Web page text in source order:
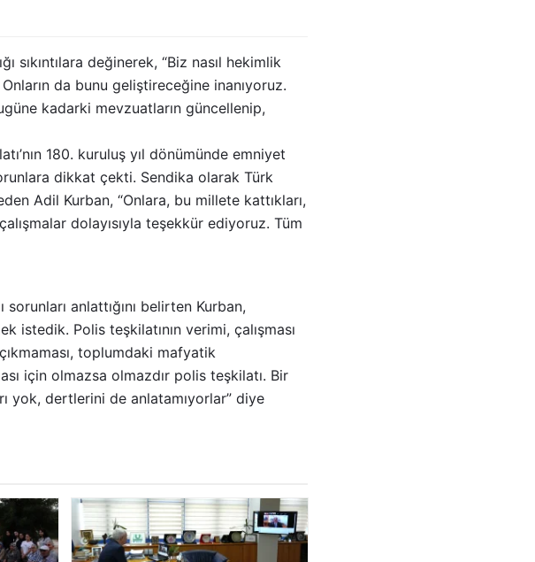
sıkıntılara değinerek, “Biz nasıl hekimlik
da bunu geliştireceğine inanıyoruz.
kadarki mevzuatların güncellenip,
180. kuruluş yıl dönümünde emniyet
dikkat çekti. Sendika olarak Türk
Adil Kurban, “Onlara, bu millete kattıkları,
dolayısıyla teşekkür ediyoruz. Tüm
sorunları anlattığını belirten Kurban,
istedik. Polis teşkilatının verimi, çalışması
toplumdaki mafyatik
için olmazsa olmazdır polis teşkilatı. Bir
yok, dertlerini de anlatamıyorlar” diye